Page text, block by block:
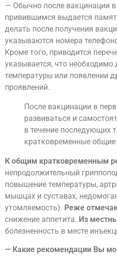
— Обычно после вакцинации
привившимся выдается
делать после получения
указываются номера
Кроме того, приводится
указывается, что
температуры или появлении
проявлений.
После вакцинации в
развиваться и
в течение последующих
кратковременные
К общим кратковременным
непродолжительный
повышение температуры,
мышцах и суставах,
утомляемость). Реже
снижение аппетита. Из
болезненность в месте
— Какие рекомендации Вы